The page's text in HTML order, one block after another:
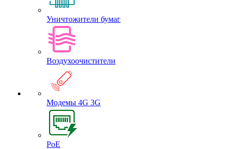
Уничтожители бумаг
Воздухоочистители
Модемы 4G 3G
PoE